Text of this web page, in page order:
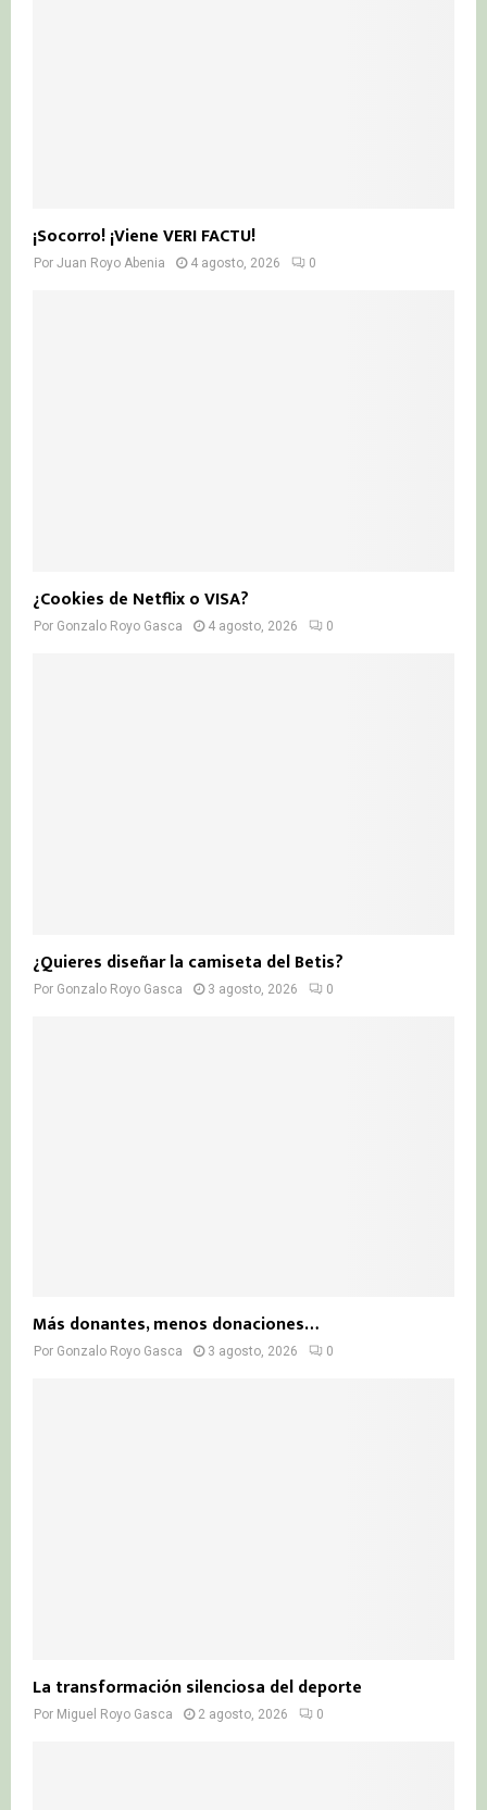
¡Socorro! ¡Viene VERI FACTU!
Por Juan Royo Abenia 4 agosto, 2026 0
¿Cookies de Netflix o VISA?
Por Gonzalo Royo Gasca 4 agosto, 2026 0
¿Quieres diseñar la camiseta del Betis?
Por Gonzalo Royo Gasca 3 agosto, 2026 0
Más donantes, menos donaciones…
Por Gonzalo Royo Gasca 3 agosto, 2026 0
La transformación silenciosa del deporte
Por Miguel Royo Gasca 2 agosto, 2026 0